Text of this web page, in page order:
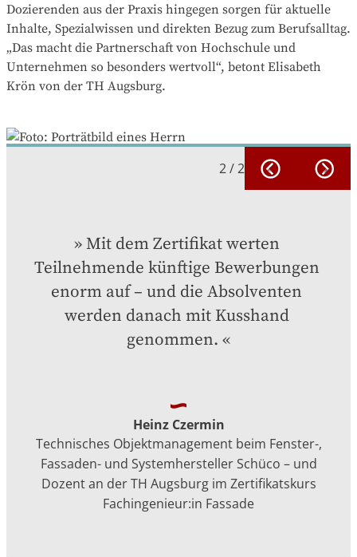
Dozierenden aus der Praxis hingegen sorgen für aktuelle
Inhalte, Spezialwissen und direkten Bezug zum Berufsalltag.
„Das macht die Partnerschaft von Hochschule und
Unternehmen so besonders wertvoll“, betont Elisabeth
Krön von der TH Augsburg.
Mit dem Zertifikat werten
Teilnehmende künftige Bewerbungen
enorm auf – und die Absolventen
werden danach mit Kusshand
genommen.
Heinz Czermin
Technisches Objektmanagement beim Fenster-,
Fassaden- und Systemhersteller Schüco – und
Dozent an der TH Augsburg im Zertifikatskurs
Fachingenieur:in Fassade
2/2